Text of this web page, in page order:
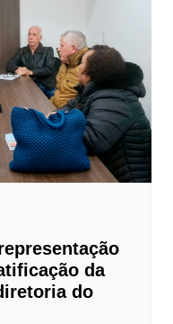
da
do